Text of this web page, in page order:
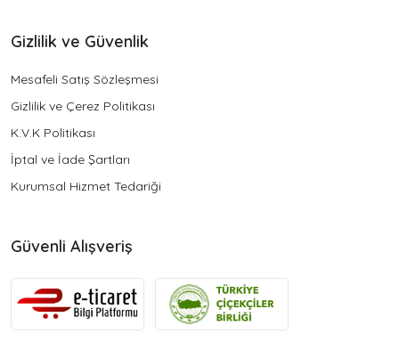
Gizlilik ve Güvenlik
Mesafeli Satış Sözleşmesi
Gizlilik ve Çerez Politikası
K.V.K Politikası
İptal ve İade Şartları
Kurumsal Hizmet Tedariği
Güvenli Alışveriş